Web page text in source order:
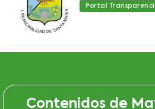
Portal
Contenidos de